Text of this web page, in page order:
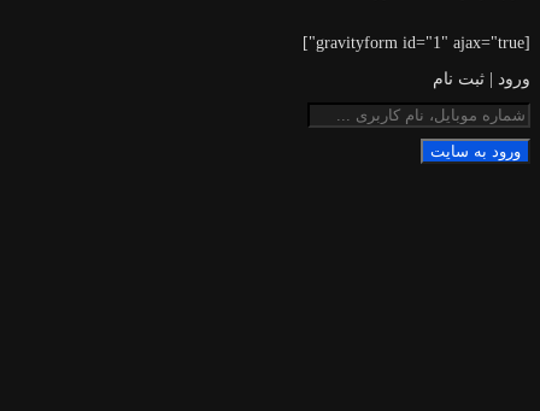
[gravityform id="1" ajax="true"]
ورود | ثبت نام
ورود به سایت